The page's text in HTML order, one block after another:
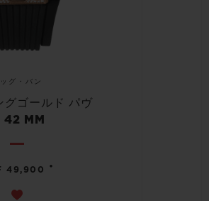
ッグ・バン
グゴールド パヴ
42 MM
49,900 •